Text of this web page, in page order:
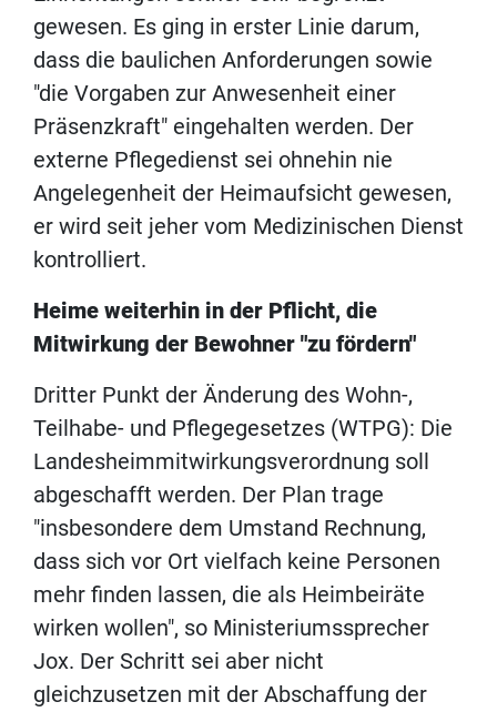
gewesen. Es ging in erster Linie darum,
dass die baulichen Anforderungen sowie
"die Vorgaben zur Anwesenheit einer
Präsenzkraft" eingehalten werden. Der
externe Pflegedienst sei ohnehin nie
Angelegenheit der Heimaufsicht gewesen,
er wird seit jeher vom Medizinischen Dienst
kontrolliert.
Heime weiterhin in der Pflicht, die
Mitwirkung der Bewohner "zu fördern"
Dritter Punkt der Änderung des Wohn-,
Teilhabe- und Pflegegesetzes (WTPG): Die
Landesheimmitwirkungsverordnung soll
abgeschafft werden. Der Plan trage
"insbesondere dem Umstand Rechnung,
dass sich vor Ort vielfach keine Personen
mehr finden lassen, die als Heimbeiräte
wirken wollen", so Ministeriumssprecher
Jox. Der Schritt sei aber nicht
gleichzusetzen mit der Abschaffung der